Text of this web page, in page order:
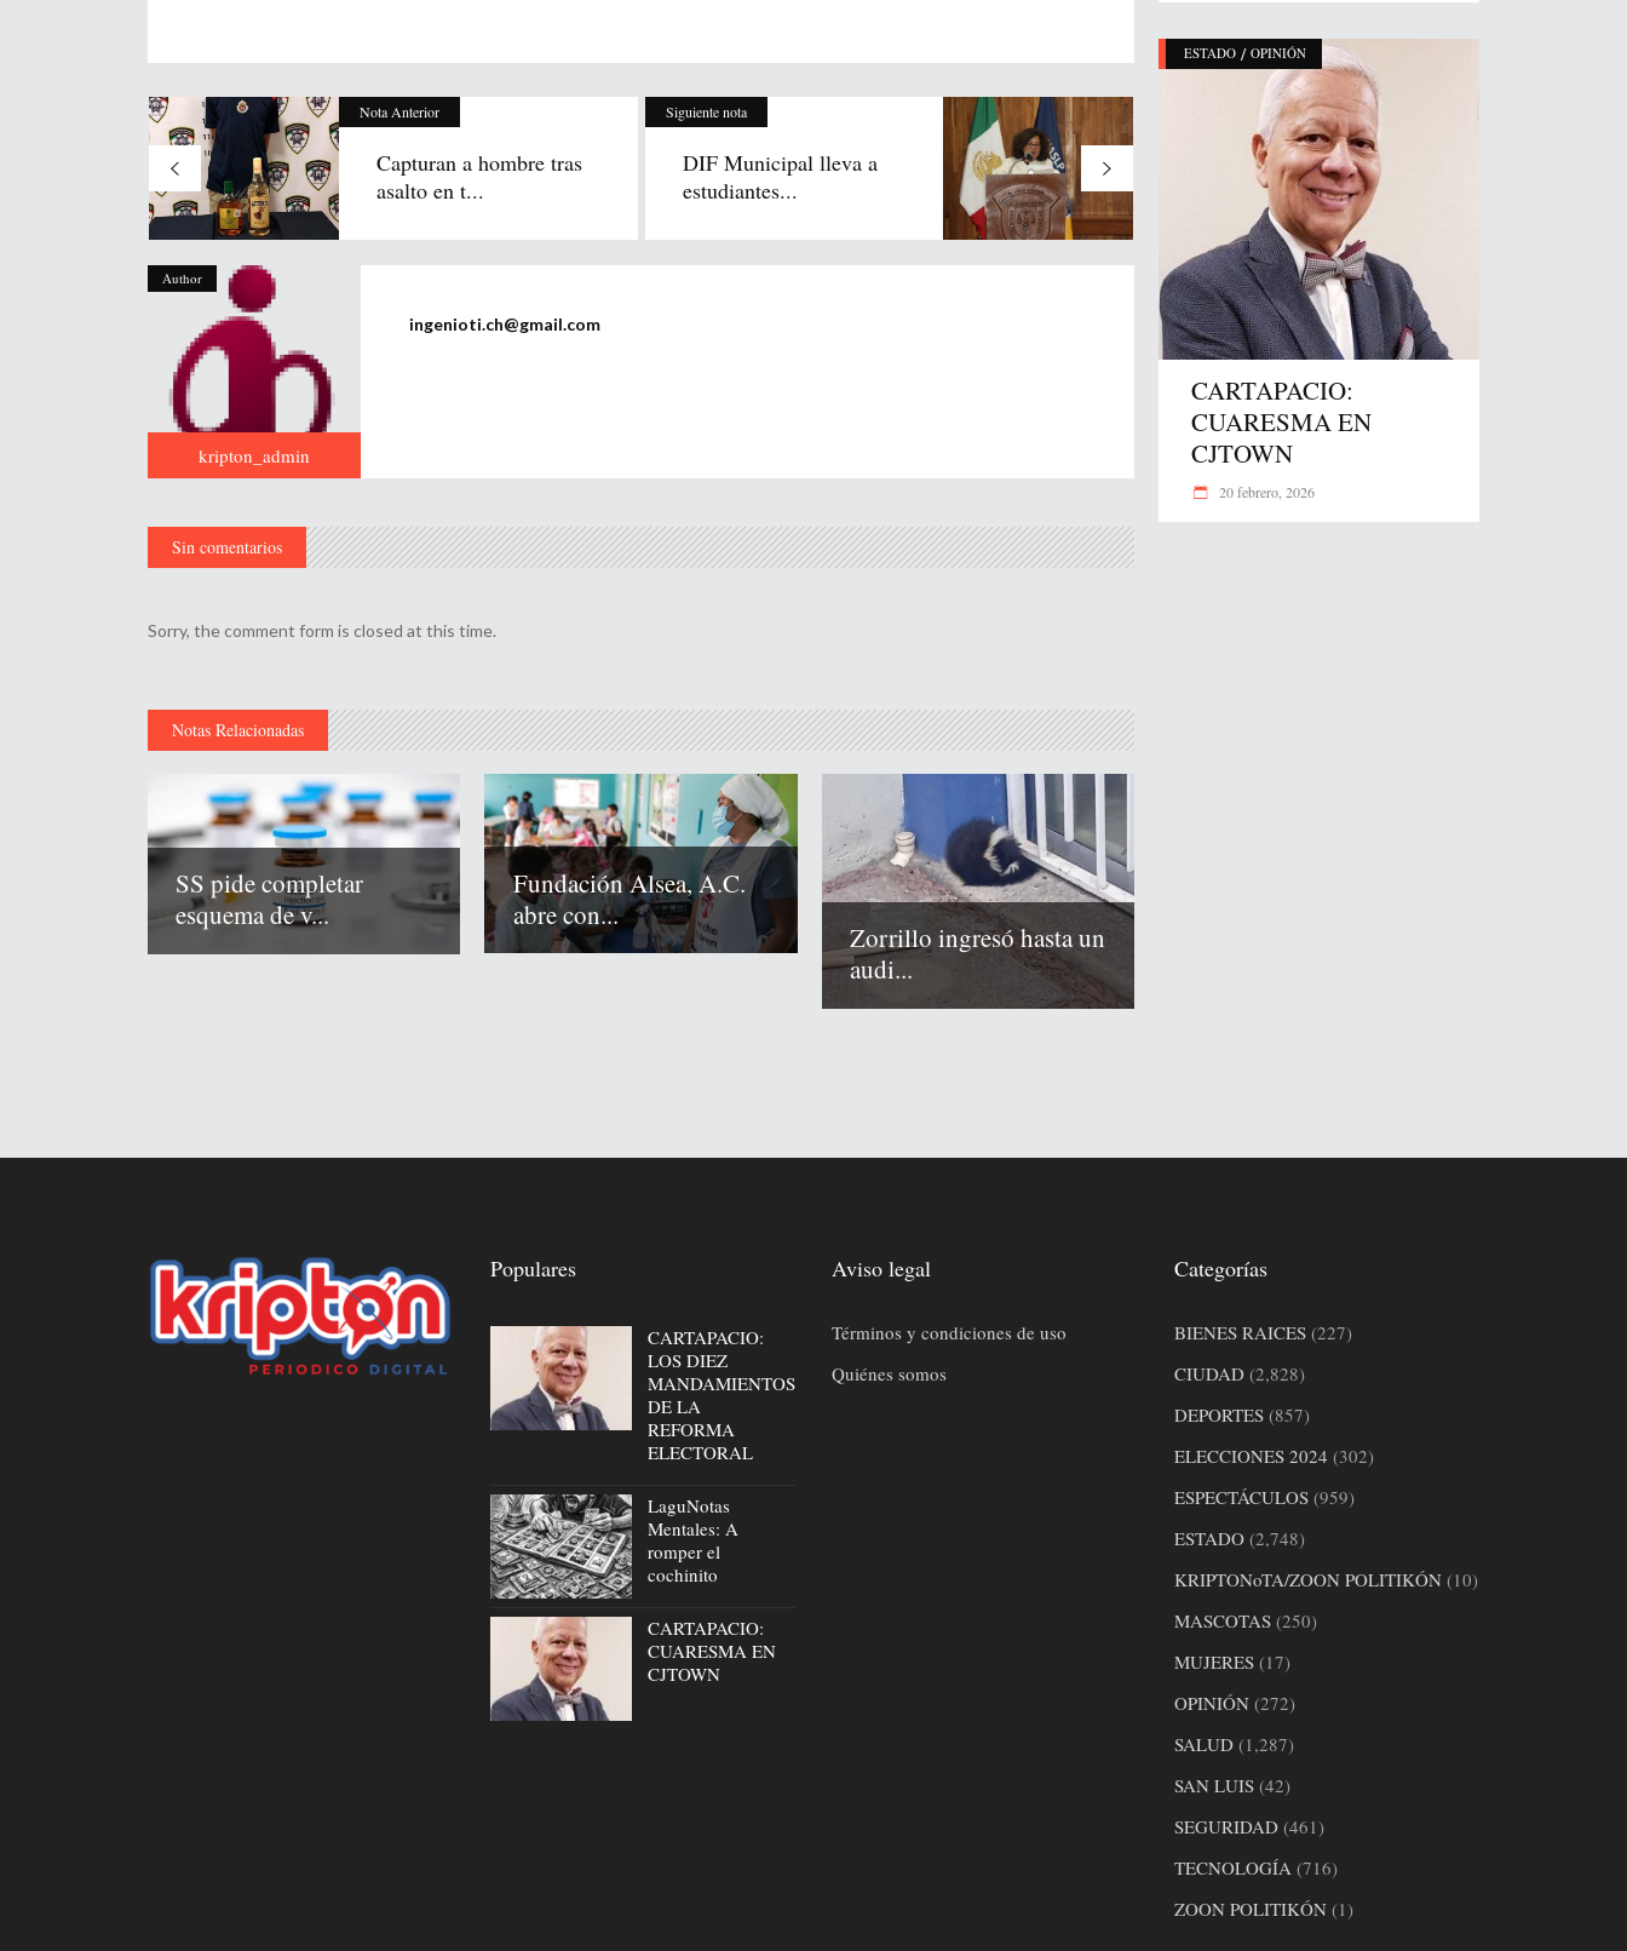
Nota Anterior
Capturan a hombre tras
asalto en t...
Siguiente nota
DIF Municipal lleva a
estudiantes...
Author
kripton_admin
ingenioti.ch@gmail.com
Sin comentarios
Sorry, the comment form is closed at this time.
Notas Relacionadas
SS pide completar
esquema de v...
Fundación Alsea, A.C.
abre con...
Zorrillo ingresó hasta un
audi...
ESTADO / OPINIÓN
CARTAPACIO:
CUARESMA EN
CJTOWN
20 febrero, 2026
Populares
CARTAPACIO:
LOS DIEZ
MANDAMIENTOS
DE LA
REFORMA
ELECTORAL
LaguNotas
Mentales: A
romper el
cochinito
CARTAPACIO:
CUARESMA EN
CJTOWN
Aviso legal
Términos y condiciones de uso
Quiénes somos
Categorías
BIENES RAICES(227)
CIUDAD(2,828)
DEPORTES(857)
ELECCIONES 2024 (302)
ESPECTÁCULOS(959)
ESTADO(2,748)
KRIPTONoTA/ZOON POLITIKÓN(10)
MASCOTAS(250)
MUJERES(17)
OPINIÓN(272)
SALUD(1,287)
SAN LUIS(42)
SEGURIDAD(461)
TECNOLOGÍA (716)
ZOON POLITIKÓN(1)